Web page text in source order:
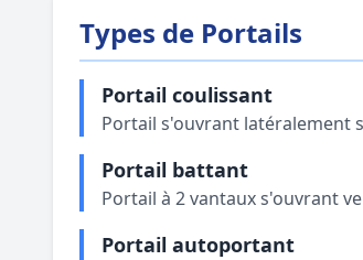
Types de Portails
Portail coulissant
Portail s'ouvrant latéralement
Portail battant
Portail à 2 vantaux s'ouvrant
Portail autoportant